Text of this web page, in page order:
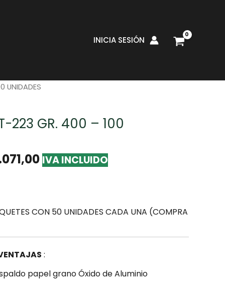
INICIA SESIÓN
UNIDADES
223 GR. 400 – 100
IVA INCLUIDO
CON 50 UNIDADES CADA UNA (COMPRA
:
papel grano Óxido de Aluminio